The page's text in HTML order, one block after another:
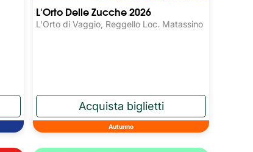
L'Orto Delle Zucche 2026
L'Orto di Vaggio, Reggello Loc. Matassino
Autunno